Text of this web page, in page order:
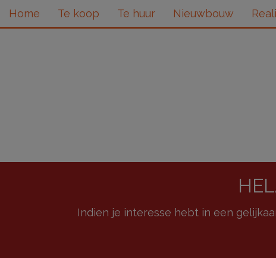
Home Te koop Te huur Nieuwbouw
Indien je interesse hebt in een